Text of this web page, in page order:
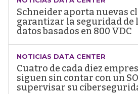
Schneider aporta nuevas
garantizar la seguridad de
datos basados en 800 VDC
NOTICIAS DATA CENTER
Cuatro de cada diez
siguen sin contar con un
supervisar su